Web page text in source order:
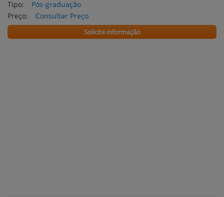
Tipo:
Pós-graduação
Preço:
Consultar Preço
Solicite informação